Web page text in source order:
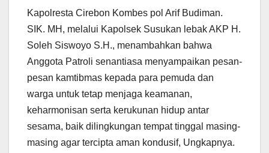
Kapolresta Cirebon Kombes pol Arif Budiman.
SIK. MH, melalui Kapolsek Susukan lebak AKP H.
Soleh Siswoyo S.H., menambahkan bahwa
Anggota Patroli senantiasa menyampaikan pesan-
pesan kamtibmas kepada para pemuda dan
warga untuk tetap menjaga keamanan,
keharmonisan serta kerukunan hidup antar
sesama, baik dilingkungan tempat tinggal masing-
masing agar tercipta aman kondusif, Ungkapnya.